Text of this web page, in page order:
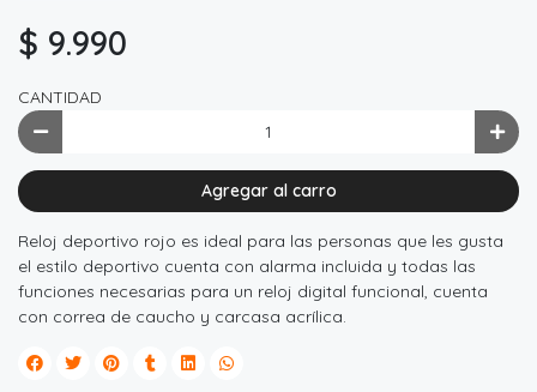
$ 9.990
CANTIDAD
Agregar al carro
Reloj deportivo rojo es ideal para las personas que les gusta
el estilo deportivo cuenta con alarma incluida y todas las
funciones necesarias para un reloj digital funcional, cuenta
con correa de caucho y carcasa acrílica.